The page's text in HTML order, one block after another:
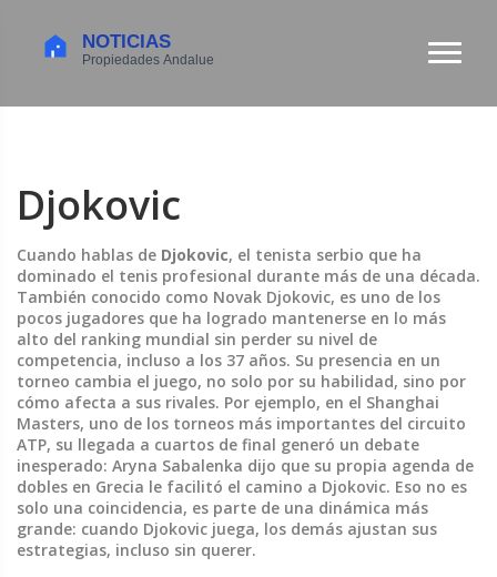
Djokovic
Cuando hablas de Djokovic, el tenista serbio que ha
dominado el tenis profesional durante más de una década.
También conocido como Novak Djokovic, es uno de los
pocos jugadores que ha logrado mantenerse en lo más
alto del ranking mundial sin perder su nivel de
competencia, incluso a los 37 años. Su presencia en un
torneo cambia el juego, no solo por su habilidad, sino por
cómo afecta a sus rivales. Por ejemplo, en el Shanghai
Masters, uno de los torneos más importantes del circuito
ATP, su llegada a cuartos de final generó un debate
inesperado: Aryna Sabalenka dijo que su propia agenda de
dobles en Grecia le facilitó el camino a Djokovic. Eso no es
solo una coincidencia, es parte de una dinámica más
grande: cuando Djokovic juega, los demás ajustan sus
estrategias, incluso sin querer.